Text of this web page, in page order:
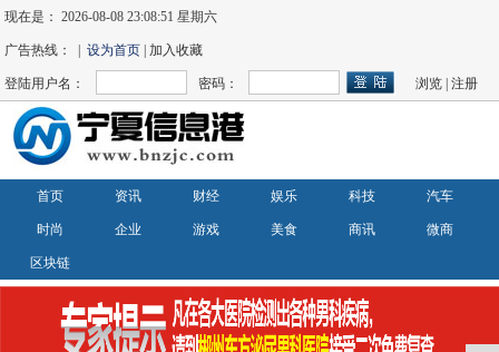
现在是：2026-08-08 23:08:52 星期六
广告热线： |设为首页 | 加入收藏
登陆用户名： 密码： 浏览 |注册
首页 资讯 财经 娱乐 科技 汽车
时尚 企业 游戏 美食 商讯 微商
区块链